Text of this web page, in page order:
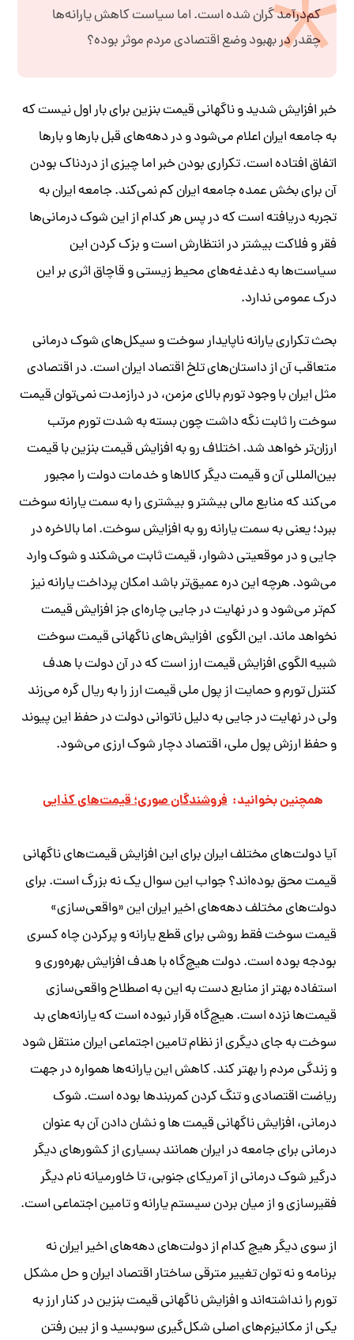
کم‌د‌رآمد گران شده است. اما سیاست کاهش یارانه‌ها
چقدر در بهبود وضع اقتصادی مردم موثر بوده‌؟
خبر افزایش شدید و ناگهانی قیمت بنزین برای بار اول نیست که
به جامعه ایران اعلام می‌شود و در دهه‌های قبل بارها و بارها
اتفاق افتاده است. تکراری بودن خبر اما چیزی از دردناک بودن
آن برای بخش عمده جامعه ایران کم نمی‌کند. جامعه ایران به
تجربه دریافته است که در پس هر کدام از این شوک درمانی‌ها
فقر و فلاکت بیشتر در انتظارش است و بزک کردن این
سیاست‌ها به دغدغه‌های محیط زیستی و قاچاق اثری بر این
درک عمومی ندارد.
بحث تکراری یارانه ناپایدار سوخت و سیکل‌های شوک درمانی
متعاقب آن از داستان‌های تلخ اقتصاد ایران است. در اقتصادی
مثل ایران با وجود تورم بالای مزمن، در درازمدت نمی‌توان قیمت
سوخت را ثابت نگه داشت چون بسته به شدت تورم مرتب
ارزان‌تر خواهد شد. اختلاف رو به افزایش قیمت بنزین با قیمت
بین‌المللی آن و قیمت دیگر کالاها و خدمات دولت را مجبور
می‌کند که منابع مالی بیشتر و بیشتری را به سمت یارانه سوخت
ببرد؛ یعنی به سمت یارانه رو به افزایش سوخت. اما بالاخره در
جایی و در موقعیتی دشوار، قیمت ثابت می‌شکند و شوک وارد
می‌شود. هرچه این دره عمیق‌تر باشد امکان پرداخت یارانه نیز
کم‌تر می‌شود و در نهایت در جایی چاره‌ای جز افزایش قیمت
نخواهد ماند. این الگوی افزایش‌های ناگهانی قیمت سوخت
شبیه الگوی افزایش قیمت ارز است که در آن دولت با هدف
کنترل تورم و حمایت از پول ملی قیمت ارز را به ریال گره می‌زند
ولی در نهایت در جایی به دلیل ناتوانی دولت در حفظ این پیوند
و حفظ ارزش پول ملی، اقتصاد دچار شوک ارزی می‌شود.
همچنین بخوانید: فروشندگان صوری؛ قیمت‌های کذایی
آیا دولت‌های مختلف ایران برای این افزایش‌ قیمت‌های ناگهانی
قیمت محق بوده‌اند؟ جواب این سوال یک نه بزرگ است. برای
دولت‌های مختلف دهه‌های اخیر ایران این «واقعی‌سازی»
قیمت سوخت فقط روشی برای قطع یارانه و پرکردن چاه کسری
بودجه بوده است. دولت هیچ‌گاه با هدف افزایش بهره‌وری و
استفاده بهتر از منابع دست به این به اصطلاح واقعی‌سازی
قیمت‌ها نزده است. هیچ‌گاه قرار نبوده است که یارانه‌های بد
سوخت به جای دیگری از نظام تامین اجتماعی ایران منتقل شود
و زندگی مردم را بهتر کند. کاهش این یارانه‌ها همواره در جهت
ریاضت اقتصادی و تنگ کردن کمربندها بوده است. شوک
درمانی، افزایش ناگهانی قیمت ها و نشان دادن آن به عنوان
درمانی برای جامعه در ایران همانند بسیاری از کشورهای دیگر
درگیر شوک درمانی از آمریکای جنوبی، تا خاورمیانه نام دیگر
فقیرسازی و از میان بردن سیستم یارانه و تامین اجتماعی است.
از سوی دیگر هیچ کدام از دولت‌های دهه‌های اخیر ایران نه
برنامه و نه توان تغییر مترقی ساختار اقتصاد ایران و حل مشکل
تورم را نداشته‌اند و افزایش ناگهانی قیمت بنزین در کنار ارز به
یکی از مکانیزم‌های اصلی شکل‌گیری سوبسید و از بین رفتن